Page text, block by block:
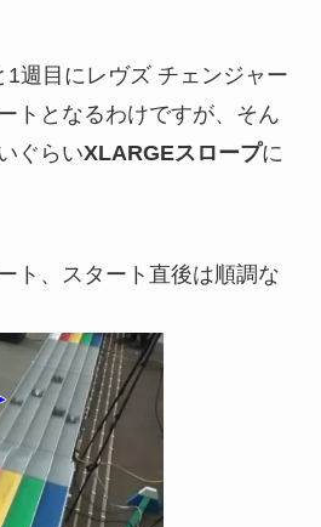
週目にレヴズ チェンジャー
トとなるわけですが、そん
ぐらいXLARGEスロープに
ト、スタート直後は順調な